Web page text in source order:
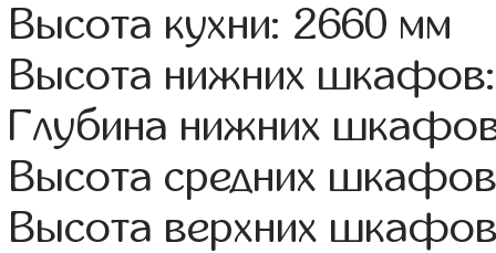
Высота кухни: 2660 мм
Высота нижних
Глубина нижних
Высота средних
Высота верхних